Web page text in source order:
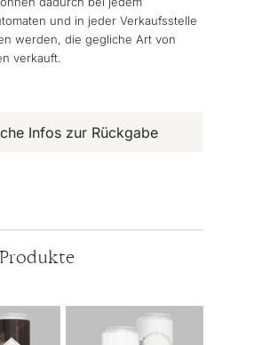
und in jeder Verkaufsstelle
werden, die gegliche Art von
verkauft.
Infos zur Rückgabe
Produkt